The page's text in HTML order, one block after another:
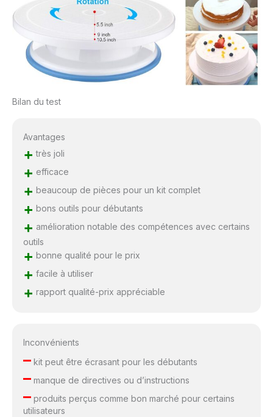
Bilan du test
Avantages
+ très joli
+ efficace
+ beaucoup de pièces pour un kit complet
+ bons outils pour débutants
+ amélioration notable des compétences avec certains
outils
+ bonne qualité pour le prix
+ facile à utiliser
+ rapport qualité-prix appréciable
Inconvénients
–kit peut être écrasant pour les débutants
–manque de directives ou d’instructions
–produits perçus comme bon marché pour certains
utilisateurs